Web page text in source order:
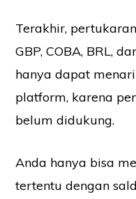
Terakhir,
GBP,COBA, BRL,
hanya dapat
platform, karena
belum didukung.
Anda hanya bisa
tertentu dengan